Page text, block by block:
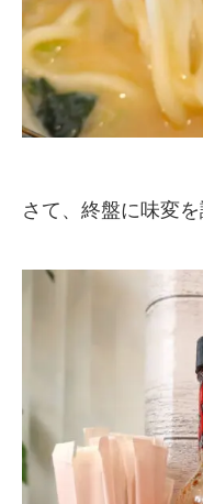
さて、終盤に味変